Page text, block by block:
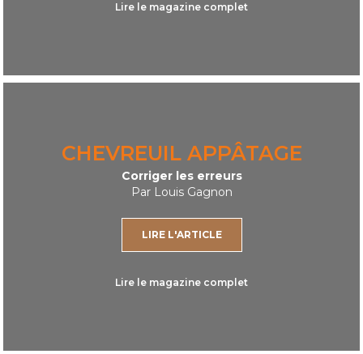
Lire le magazine complet
CHEVREUIL APPÂTAGE
Corriger les erreurs
Par Louis Gagnon
LIRE L'ARTICLE
Lire le magazine complet